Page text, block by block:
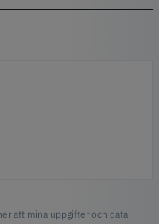
att mina uppgifter och data